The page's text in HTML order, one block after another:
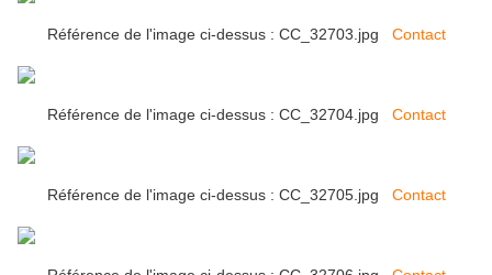
Référence de l'image ci-dessus : CC_32703.jpg Contact
Référence de l'image ci-dessus : CC_32704.jpg Contact
Référence de l'image ci-dessus : CC_32705.jpg Contact